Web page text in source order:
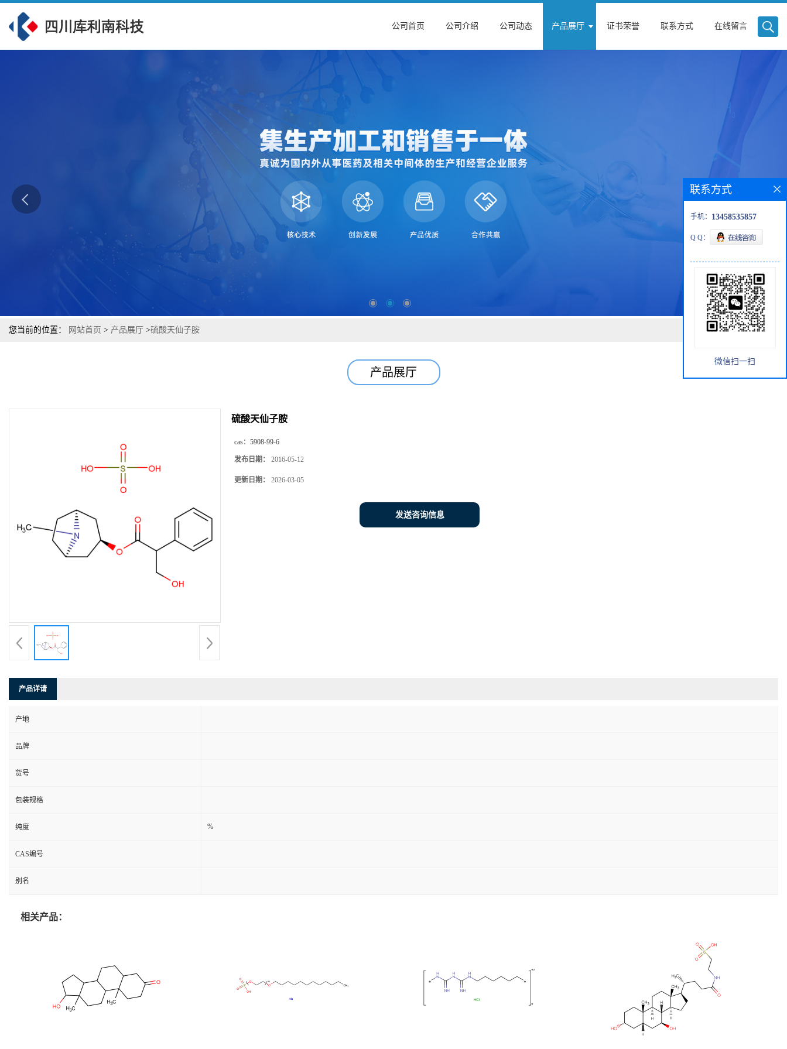
公司首页 公司介绍 公司动态 产品展厅 证书荣誉 联系方式 在线留言
您当前的位置： 网站首页 > 产品展厅 >硫酸天仙子胺
产品展厅
硫酸天仙子胺
cas： 5908-99-6
发布日期： 2016-05-12
更新日期： 2026-03-05
发送咨询信息
产品详请
产地
品牌
货号
包装规格
纯度 %
CAS编号
别名
相关产品：
联系方式
手机： 13458535857
Q Q：
微信扫一扫